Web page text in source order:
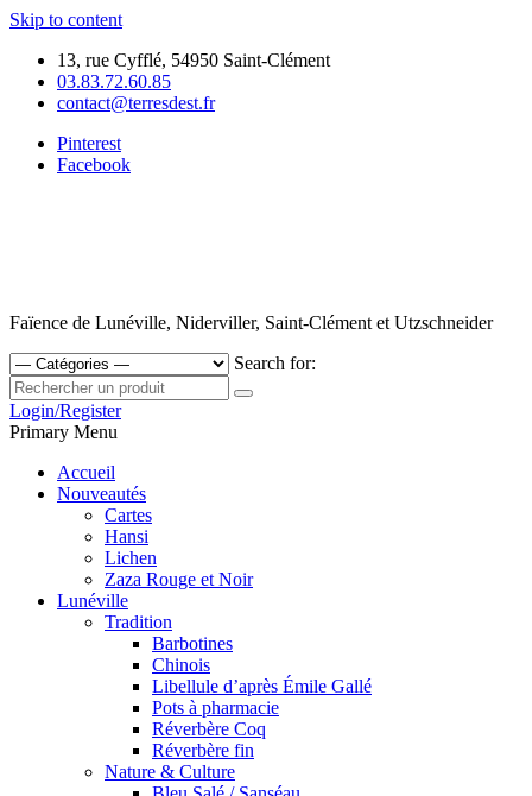
Skip to content
13, rue Cyfflé, 54950 Saint-Clément
03.83.72.60.85
contact@terresdest.fr
Pinterest
Facebook
Faïence de Lunéville, Niderviller, Saint-Clément et Utzschneider
Search for:
Login/Register
Primary Menu
Accueil
Nouveautés
Cartes
Hansi
Lichen
Zaza Rouge et Noir
Lunéville
Tradition
Barbotines
Chinois
Libellule d’après Émile Gallé
Pots à pharmacie
Réverbère Coq
Réverbère fin
Nature & Culture